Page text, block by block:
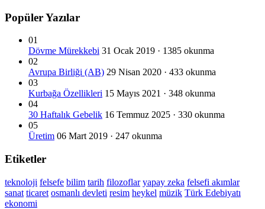
Popüler Yazılar
01
Dövme Mürekkebi 31 Ocak 2019 · 1385 okunma
02
Avrupa Birliği (AB) 29 Nisan 2020 · 433 okunma
03
Kurbağa Özellikleri 15 Mayıs 2021 · 348 okunma
04
30 Haftalık Gebelik 16 Temmuz 2025 · 330 okunma
05
Üretim 06 Mart 2019 · 247 okunma
Etiketler
teknoloji felsefe bilim tarih filozoflar yapay zeka felsefi akımlar
sanat ticaret osmanlı devleti resim heykel müzik Türk Edebiyatı
ekonomi